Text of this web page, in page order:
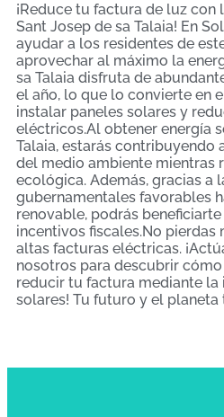
¡Reduce tu factura de luz con
Sant Josep de sa Talaia! En
ayudar a los residentes de
aprovechar al máximo la
sa Talaia disfruta de
el año, lo que lo convierte en
instalar paneles solares y
eléctricos.Al obtener energía
Talaia, estarás contribuyendo
del medio ambiente mientras
ecológica. Además, gracias a
gubernamentales favorables
renovable, podrás
incentivos fiscales.No pierdas
altas facturas eléctricas.
nosotros para descubrir
reducir tu factura mediante la
solares! Tu futuro y el planeta